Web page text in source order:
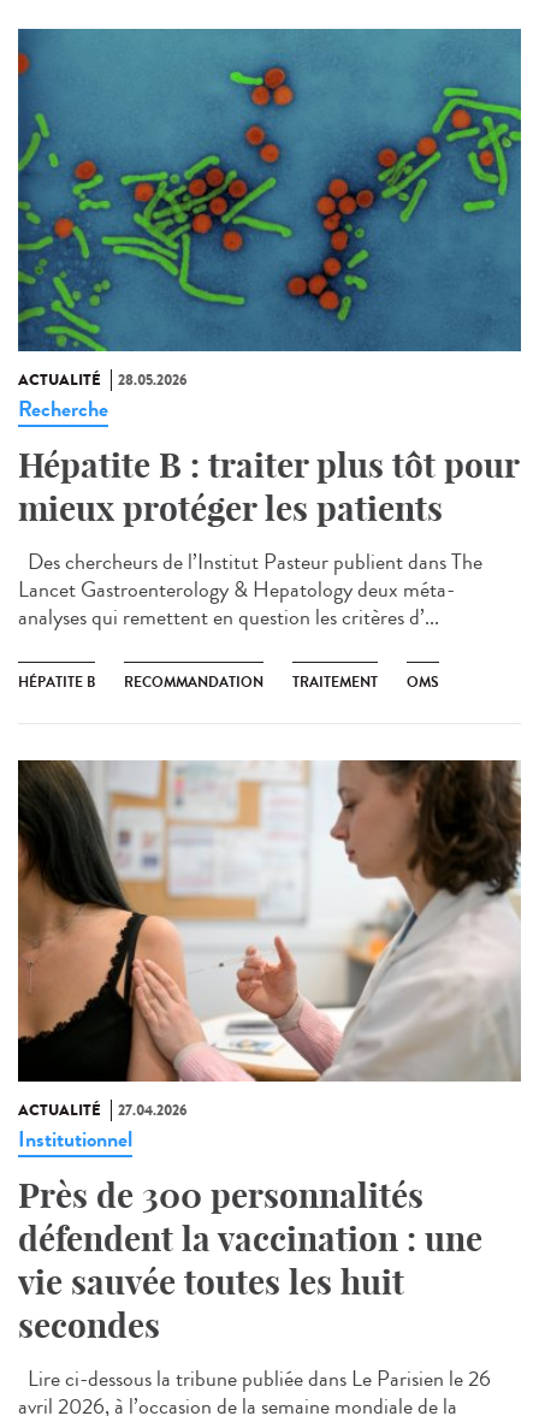
ACTUALITÉ 28.05.2026
Recherche
Hépatite B : traiter plus tôt pour
mieux protéger les patients
Des chercheurs de l’Institut Pasteur publient dans The
Lancet Gastroenterology & Hepatology deux méta-
analyses qui remettent en question les critères d’...
HÉPATITE B RECOMMANDATION TRAITEMENT OMS
ACTUALITÉ 27.04.2026
Institutionnel
Près de 300 personnalités
défendent la vaccination : une
vie sauvée toutes les huit
secondes
Lire ci-dessous la tribune publiée dans Le Parisien le 26
avril 2026, à l’occasion de la semaine mondiale de la